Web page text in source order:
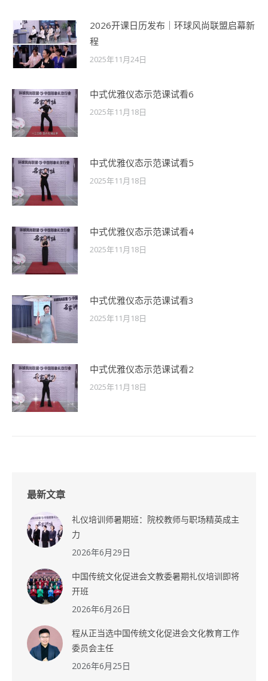
2026开课日历发布｜环球风尚联盟启幕新
程
2025年11月24日
中式优雅仪态示范课试看6
2025年11月18日
中式优雅仪态示范课试看5
2025年11月18日
中式优雅仪态示范课试看4
2025年11月18日
中式优雅仪态示范课试看3
2025年11月18日
中式优雅仪态示范课试看2
2025年11月18日
最新文章
礼仪培训师暑期班：院校教师与职场精英成主
力
2026年6月29日
中国传统文化促进会文教委暑期礼仪培训即将
开班
2026年6月26日
程从正当选中国传统文化促进会文化教育工作
委员会主任
2026年6月25日